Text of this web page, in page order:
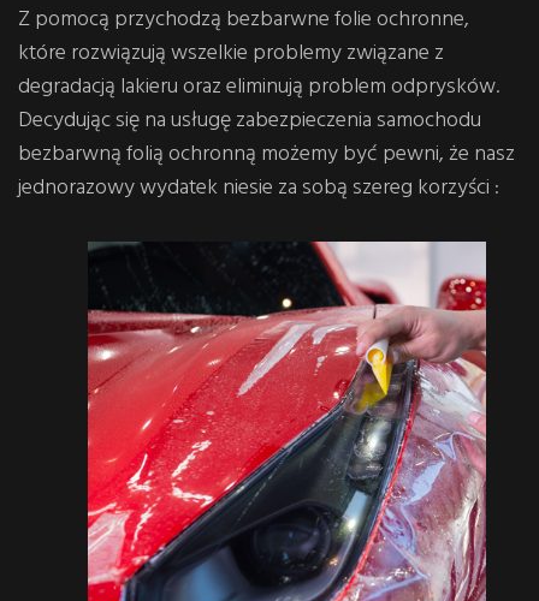
Z pomocą przychodzą bezbarwne folie ochronne,
które rozwiązują wszelkie problemy związane z
degradacją lakieru oraz eliminują problem odprysków.
Decydując się na usługę zabezpieczenia samochodu
bezbarwną folią ochronną możemy być pewni, że nasz
jednorazowy wydatek niesie za sobą szereg korzyści :